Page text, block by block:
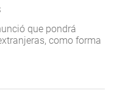
que pondrá
como forma